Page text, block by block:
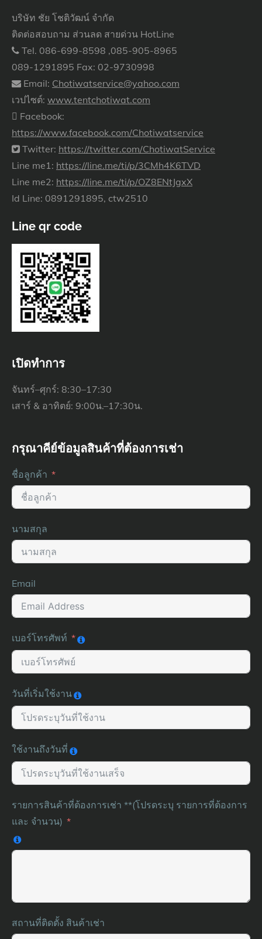
บริษัท ชัย โชติวัฒน์ จำกัด
ติดต่อสอบถาม ส่วนลด สายด่วน HotLine
Tel. 086-699-8598 ,085-905-8965
089-1291895 Fax: 02-9730998
Email: Chotiwatservice@yahoo.com
เวปไซต์: www.tentchotiwat.com
Facebook:
https://www.facebook.com/Chotiwatservice
Twitter: https://twitter.com/ChotiwatService
Line me1: https://line.me/ti/p/3CMh4K6TVD
Line me2: https://line.me/ti/p/OZ8ENtJgxX
Id Line: 0891291895, ctw2510
Line qr code
เปิดทำการ
จันทร์–ศุกร์: 8:30–17:30
เสาร์ & อาทิตย์: 9:00น.–17:30น.
กรุณาคีย์ข้อมูลสินค้าที่ต้องการเช่า
ชื่อลูกค้า
นามสกุล
Email
เบอร์โทรศัพท์
วันที่เริ่มใช้งาน
ใช้งานถึงวันที่
รายการสินค้าที่ต้องการเช่า **(โปรดระบุ รายการที่ต้องการ
และ จำนวน)
สถานที่ติดตั้ง สินค้าเช่า